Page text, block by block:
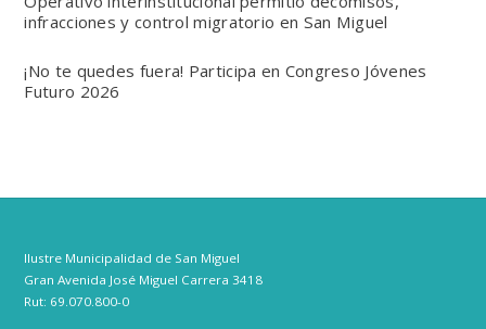
infracciones y control migratorio en San Miguel
¡No te quedes fuera! Participa en Congreso Jóvenes
Futuro 2026
Ilustre Municipalidad de San Miguel
Gran Avenida José Miguel Carrera 3418
Rut: 69.070.800-0